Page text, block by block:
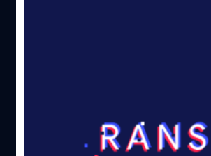
libraries (.dll) บนระบบปฏิบัติการ
จตุรวิทย์ เครือวาณิชกิจ| 1754 days ago